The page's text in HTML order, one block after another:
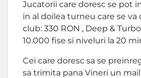
Jucatorii care doresc se pot
in al doilea turneu care se va
club: 330 RON , Deep &
10.000 fise si niveluri la 20
Cei care doresc sa se
sa trimita pana Vineri un mail